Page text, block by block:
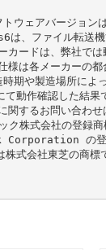
ェアバージョンは
ファイル転送機
ードは、弊社では
は各メーカーの都
期や製造場所によ
動作確認した結果
するお問い合わせ
株式会社の登録商
の登
式会社東芝の商標